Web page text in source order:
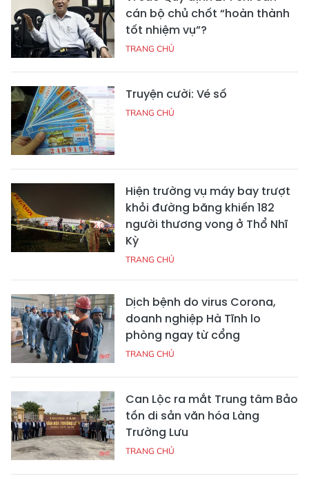
cán bộ chủ chốt “hoàn thành
tốt nhiệm vụ”?
TRANG CHỦ
Truyện cười: Vé số
TRANG CHỦ
Hiện trường vụ máy bay trượt
khỏi đường băng khiến 182
người thương vong ở Thổ Nhĩ
Kỳ
TRANG CHỦ
Dịch bệnh do virus Corona,
doanh nghiệp Hà Tĩnh lo
phòng ngay từ cổng
TRANG CHỦ
Can Lộc ra mắt Trung tâm Bảo
tồn di sản văn hóa Làng
Trường Lưu
TRANG CHỦ